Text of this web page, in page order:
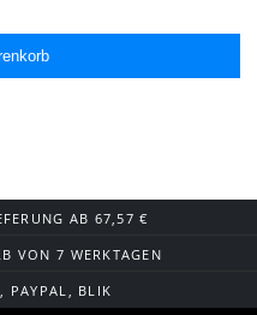
AB 67,57 €
VON 7 WERKTAGEN
PAYPAL, BLIK